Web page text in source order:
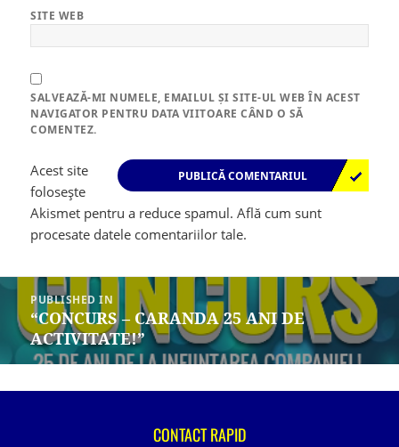
SITE WEB
SALVEAZĂ-MI NUMELE, EMAILUL ȘI SITE-UL WEB ÎN ACEST
NAVIGATOR PENTRU DATA VIITOARE CÂND O SĂ
COMENTEZ.
Acest site
folosește
Akismet pentru a reduce spamul.Află cum sunt
procesate datele comentariilor tale.
Navigare
articole
PUBLISHED IN
“CONCURS – CARANDA 25 ANI DE
ACTIVITATE!”
CONTACT RAPID